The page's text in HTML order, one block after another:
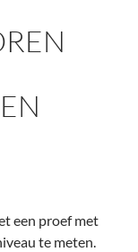
een proef met
te meten.